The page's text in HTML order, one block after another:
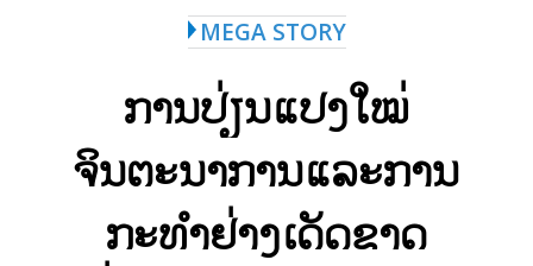
MEGA STORY
ການປ່ຽນແປງໃໝ່
ຈິນຕະນາການແລະການ
ກະທຳຢ່າງເດັດຂາດ